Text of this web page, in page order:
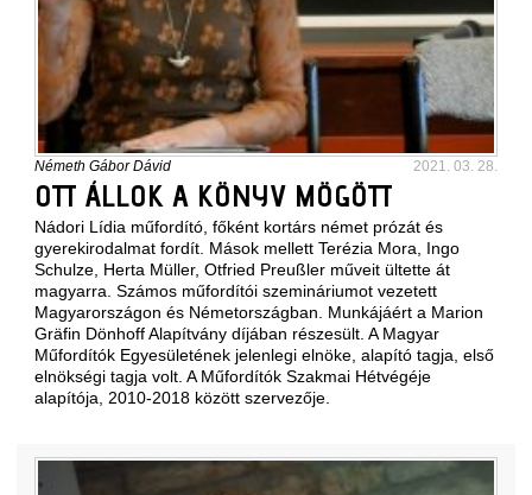
Németh Gábor Dávid 2021. 03. 28.
OTT ÁLLOK A KÖNYV MÖGÖTT
Nádori Lídia műfordító, főként kortárs német prózát és
gyerekirodalmat fordít. Mások mellett Terézia Mora, Ingo
Schulze, Herta Müller, Otfried Preußler műveit ültette át
magyarra. Számos műfordítói szemináriumot vezetett
Magyarországon és Németországban. Munkájáért a Marion
Gräfin Dönhoff Alapítvány díjában részesült. A Magyar
Műfordítók Egyesületének jelenlegi elnöke, alapító tagja, első
elnökségi tagja volt. A Műfordítók Szakmai Hétvégéje
alapítója, 2010-2018 között szervezője.